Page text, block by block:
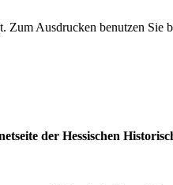
Zum Ausdrucken benutzen Sie
der Hessischen